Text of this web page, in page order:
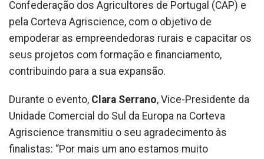
Confederação dos Agricultores de Portugal (CAP) e
pela Corteva Agriscience, com o objetivo de
empoderar as empreendedoras rurais e capacitar os
seus projetos com formação e financiamento,
contribuindo para a sua expansão.
Durante o evento, Clara Serrano, Vice-Presidente da
Unidade Comercial do Sul da Europa na Corteva
Agriscience transmitiu o seu agradecimento às
finalistas: “Por mais um ano estamos muito